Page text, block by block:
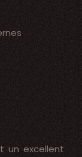
un excellent